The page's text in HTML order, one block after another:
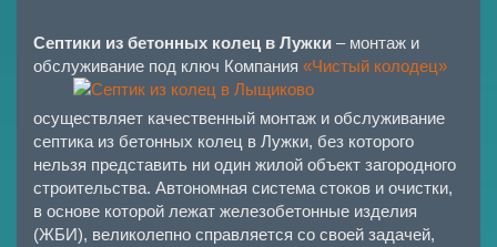
Септики из бетонных колец в Лужки – монтаж и
обслуживание под ключ Компания «Чистый колодец»
осуществляет качественный монтаж и обслуживание
септика из бетонных колец в Лужки, без которого
нельзя представить ни один жилой объект загородного
строительства. Автономная система стоков и очистки,
в основе которой лежат железобетонные изделия
(ЖБИ), великолепно справляется со своей задачей,